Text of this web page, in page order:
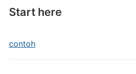
Start here
contoh